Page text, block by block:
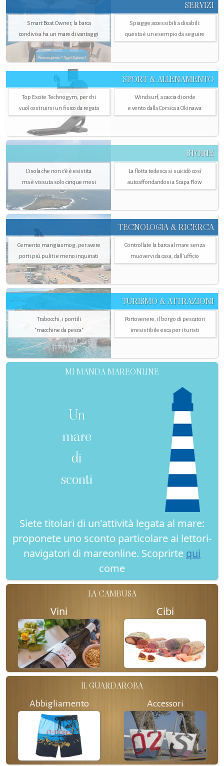
SERVIZI
Smart Boat Owner, la barca
condivisa ha un mare di vantaggi
Spiagge accessibili a disabili:
questa è un esempio da seguire
SPORT & ALLENAMENTO
Top Excite Technogym, per chi
vuol costruirsi un fisico da regata
Windsurf, a caccia di onde
e vento dalla Corsica a Okinawa
STORIE
L’isola che non c'è è esistita
ma è vissuta solo cinque mesi
La flotta tedesca si suicidò così
autoaffondandosi a Scapa Flow
TECNOLOGIA & RICERCA
Cemento mangiasmog, per avere
porti più puliti e meno inquinati
Controllate la barca al mare senza
muovervi da casa, dall’ufficio
TURISMO & ATTRAZIONI
Trabocchi, i pontili
"macchine da pesca"
Portovenere, il borgo di pescatori
irresistibile esca per i turisti
MI MANDA MAREONLINE
Un
mare
di
sconti
Siete titolari di un'attività legata al mare:
proponete uno sconto particolare ai lettori-
navigatori di mareonline. Scoprirte qui
come
LA CAMBUSA
Vini Cibi
IL GUARDAROBA
Abbigliamento Accessori